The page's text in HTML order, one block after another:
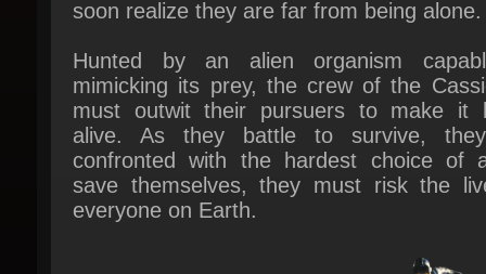
Hunted by an alien organism
mimicking its prey, the crew of the
must outwit their pursuers to make it
alive. As they battle to survive, they
confronted with the hardest choice of
save themselves, they must risk the
everyone on Earth.